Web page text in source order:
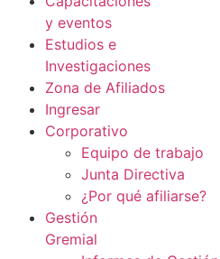
y eventos
Estudios e
Investigaciones
Zona de Afiliados
Ingresar
Corporativo
Equipo de trabajo
Junta Directiva
¿Por qué afiliarse?
Gestión
Gremial